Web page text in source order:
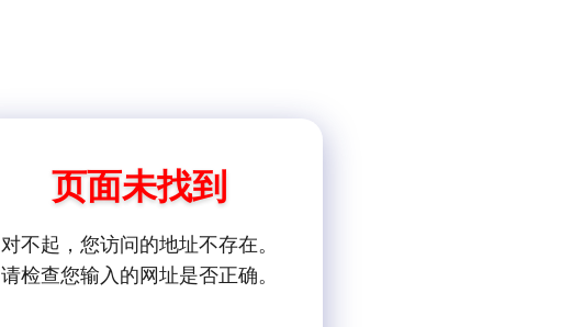
页面未找到
对不起，您访问的地址不存在。
请检查您输入的网址是否正确。